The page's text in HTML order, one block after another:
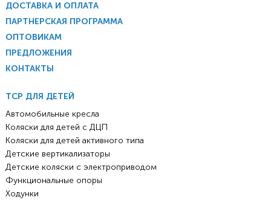
ДОСТАВКА И ОПЛАТА
ПАРТНЕРСКАЯ ПРОГРАММА
ОПТОВИКАМ
ПРЕДЛОЖЕНИЯ
КОНТАКТЫ
ТСР ДЛЯ ДЕТЕЙ
Автомобильные кресла
Коляски для детей с ДЦП
Коляски для детей активного типа
Детские вертикализаторы
Детские коляски с электроприводом
Функциональные опоры
Ходунки